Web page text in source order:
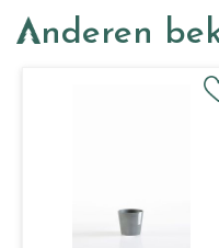
Anderen